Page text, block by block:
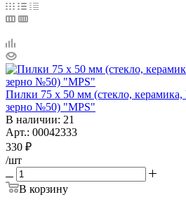
Пилки 75 х 50 мм (стекло,
зерно №50) "MPS"
В наличии: 21
Арт.: 00042333
330 ₽
/шт
В корзину